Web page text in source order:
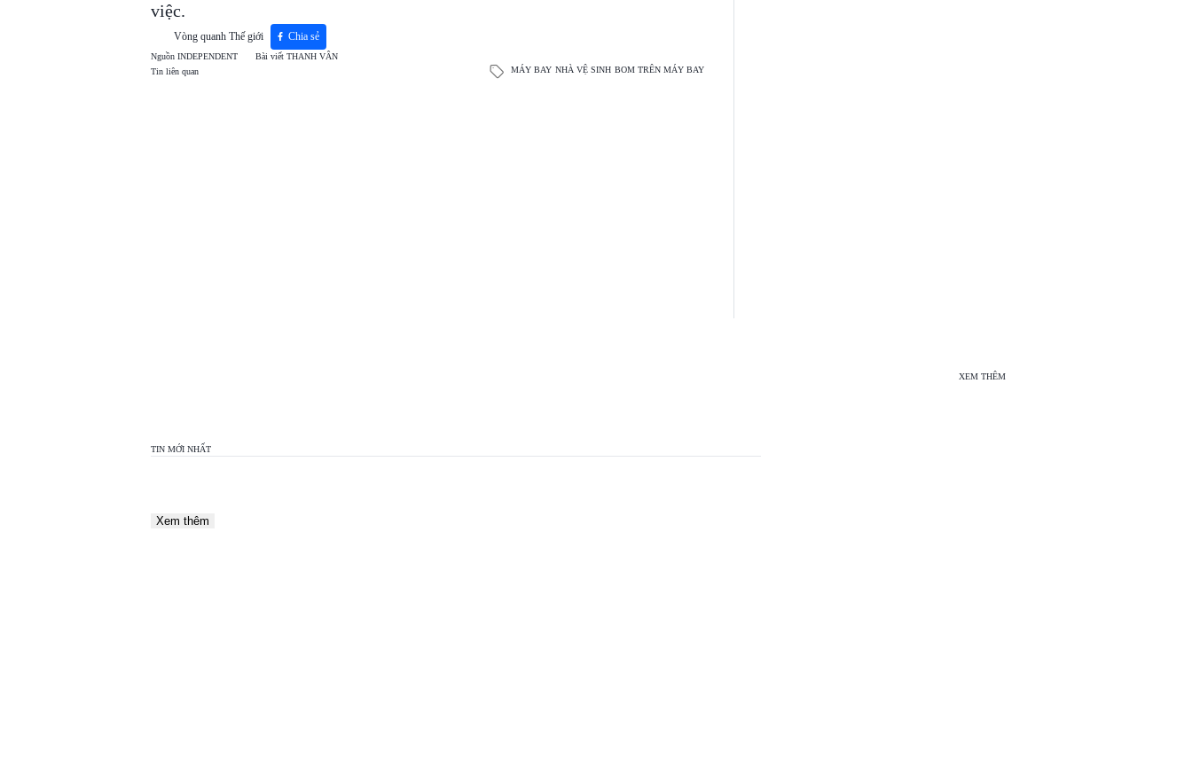
việc.
Vòng quanh Thế giới Chia sẻ
Nguồn INDEPENDENT Bài viết THANH VÂN
Tin liên quan
MÁY BAY NHÀ VỆ SINH BOM TRÊN MÁY BAY
XEM THÊM
TIN MỚI NHẤT
Xem thêm